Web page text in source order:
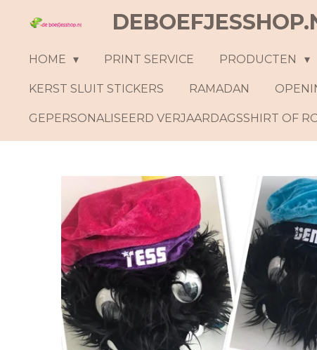
hoofdinhoud
HOME PRINT SERVICE PRODUCTEN
KERST SLUIT STICKERS RAMADAN
GEPERSONALISEERD VERJAARDAGSSHIRT OF